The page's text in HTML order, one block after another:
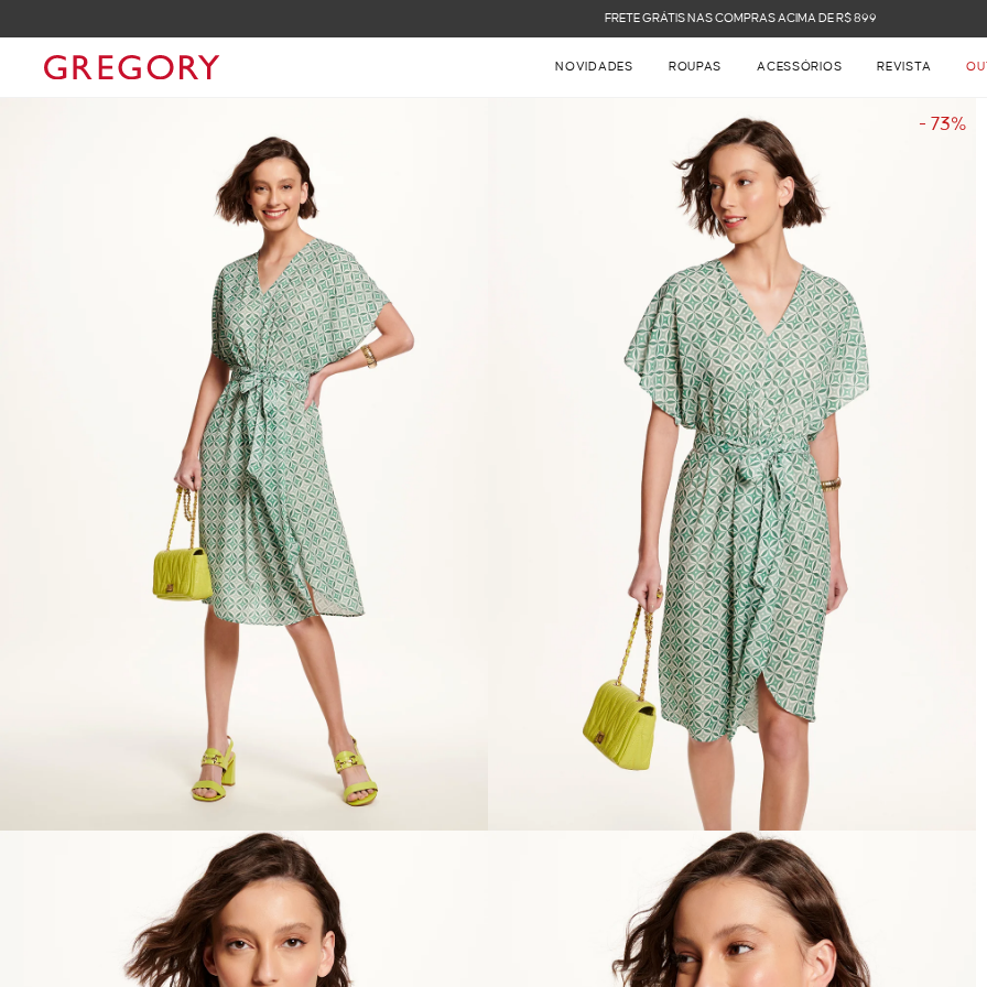
FRETE GRÁTIS NAS COMPRAS ACIMA DE R$ 899
NOVIDADES ROUPAS ACESSÓRIOS REVISTA
- 73%